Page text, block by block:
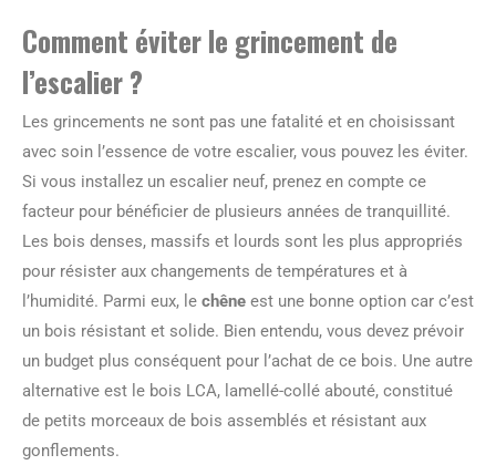
Comment éviter le grincement de
l’escalier ?
Les grincements ne sont pas une fatalité et en choisissant
avec soin l’essence de votre escalier, vous pouvez les éviter.
Si vous installez un escalier neuf, prenez en compte ce
facteur pour bénéficier de plusieurs années de tranquillité.
Les bois denses, massifs et lourds sont les plus appropriés
pour résister aux changements de températures et à
l’humidité. Parmi eux, le chêne est une bonne option car c’est
un bois résistant et solide. Bien entendu, vous devez prévoir
un budget plus conséquent pour l’achat de ce bois. Une autre
alternative est le bois LCA, lamellé-collé abouté, constitué
de petits morceaux de bois assemblés et résistant aux
gonflements.